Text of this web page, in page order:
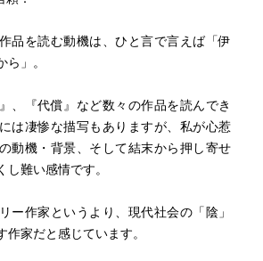
一際輝いている｢織り姫星｣ベガを見て
けているようだと思うシーンが好きな
章であんな風にいきてくるなんて⟡.·*.
命がやがて大きな感動へとたどり着
ミステリー！】だそうです。
での伊岡作品っぽくなくていいよっ
う本だったかな？
品を読む動機は、ひと言で言えば「伊
」。
、『代償』など数々の作品を読んでき
は凄惨な描写もありますが、私が心惹
動機・背景、そして結末から押し寄せ
難い感情です。
ー作家というより、現代社会の「陰」
作家だと感じています。